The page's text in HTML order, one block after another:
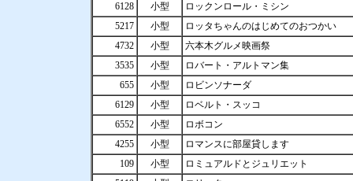
6128
小型
ロックンロール・ミシン
5217
小型
ロッタちゃんのはじめてのおつかい
4732
小型
六本木グルメ映画祭
3535
小型
ロバート・アルトマン集
655
小型
ロビンソナーダ
6129
小型
ロベルト・スッコ
6552
小型
ロボコン
4255
小型
ロマンスに部屋貸します
109
小型
ロミュアルドとジュリエット